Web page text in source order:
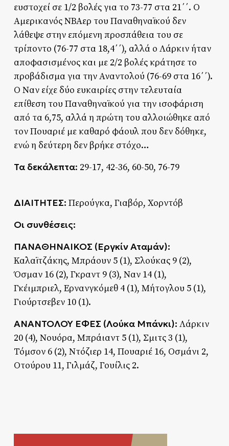
ευστοχεί σε 1/2 βολές για το 73-77 στα 21΄΄. Ο
Αμερικανός ΝΒΑερ του Παναθηναϊκού δεν
λάθεψε στην επόμενη προσπάθεια του σε
τρίποντο (76-77 στα 18,4΄΄), αλλά ο Λάρκιν ήταν
αποφασισμένος και με 2/2 βολές κράτησε το
προβάδισμα για την Αναντολού (76-69 στα 16΄΄).
Ο Ναν είχε δύο ευκαιρίες στην τελευταία
επίθεση του Παναθηναϊκού για την ισοφάριση
από τα 6,75, αλλά η πρώτη του αλλοιώθηκε από
τον Πουαριέ με καθαρό φάουλ που δεν δόθηκε,
ενώ η δεύτερη δεν βρήκε στόχο…
Τα δεκάλεπτα: 29-17, 42-36, 60-50, 76-79
ΔΙΑΙΤΗΤΕΣ: Περούγκα, Γιαβόρ, Χορντόβ
Οι συνθέσεις:
ΠΑΝΑΘΗΝΑΙΚΟΣ (Εργκίν Αταμάν):
Καλαϊτζάκης, Μπράουν 5 (1), Σλούκας 9 (2),
Όσμαν 16 (2), Γκραντ 9 (3), Ναν 14 (1),
Γκέιμπριελ, Ερνανγκόμεθ 4 (1), Μήτογλου 5 (1),
Γιούρτσεβεν 10 (1).
ΑΝΑΝΤΟΛΟΥ ΕΦΕΣ (Λούκα Μπάνκι): Λάρκιν
20 (4), Νουόρα, Μπράιαντ 5 (1), Σμιτς 3 (1),
Τόμσον 6 (2), Ντόζιερ 14, Πουαριέ 16, Οσμάνι 2,
Οτούρου 11, Γιλμάζ, Γουίλις 2.